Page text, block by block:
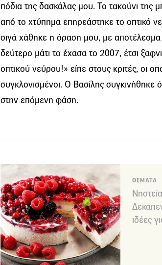
πόδια της δασκάλας μου. Το τακούνι της
από το χτύπημα επηρεάστηκε το οπτικό
σιγά χάθηκε η όραση μου, με
δεύτερο μάτι το έχασα το 2007, έτσι
οπτικού νεύρου!» είπε στους κριτές, οι
συγκλονισμένοι. Ο Βασίλης συγκινήθηκε
στην επόμενη φάση.
ΘΕΜΑΤΑ
Νηστεία
ιδέες